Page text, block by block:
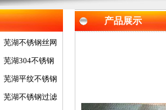
芜湖不锈钢丝网
芜湖304不锈钢
网
芜湖平纹不锈钢
网
芜湖不锈钢过滤
产品展示